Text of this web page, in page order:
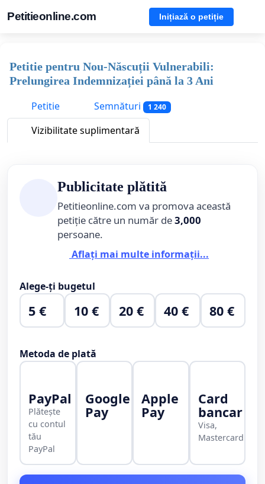
Petitieonline.com Inițiază o petiție
Petitie pentru Nou-Născuții Vulnerabili:
Prelungirea Indemnizației până la 3 Ani
Petitie
Semnături 1 240
Vizibilitate suplimentară
Publicitate plătită
Petitieonline.com va promova această
petiție către un număr de3,000
persoane.
Aflați mai multe informații...
Alege-ți bugetul
5 € 10 € 20 € 40 € 80 €
Metoda de plată
PayPal
Plătește
cu contul
tău
PayPal
Google
Pay
Apple
Pay
Card
bancar
Visa,
Mastercard